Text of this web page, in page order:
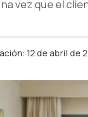
vez que el
12 de abril de